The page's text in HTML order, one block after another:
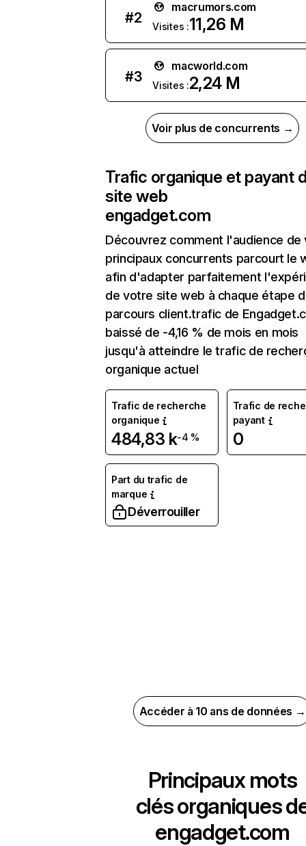
#2
macrumors.com
Visites :11,26 M
#3
macworld.com
Visites :2,24 M
Voir plus de concurrents →
Trafic organique et payant
site web
engadget.com
Découvrez comment l'audience de
principaux concurrents parcourt le
afin d'adapter parfaitement
de votre site web à chaque étape
parcours client.trafic de
baissé de -4,16 % de mois en mois
jusqu'à atteindre le trafic de
organique actuel
Trafic de recherche
organique
484,83 k-4 %
Trafic de
payant
0
Part du trafic de
marque
Déverrouiller
Accéder à 10 ans de données →
Principaux mots
clés organiques
engadget.com